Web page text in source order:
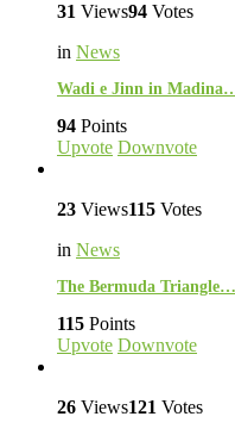
31 Views94 Votes
in News
Wadi e Jinn in
94 Points
Upvote Downvote
23 Views115 Votes
in News
The Bermuda
115 Points
Upvote Downvote
26 Views121 Votes